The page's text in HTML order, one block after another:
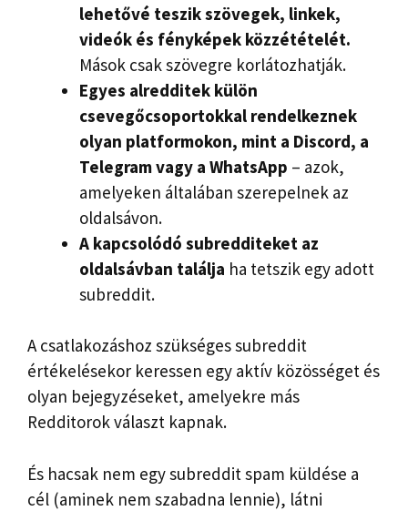
lehetővé teszik szövegek, linkek,
videók és fényképek közzétételét.
Mások csak szövegre korlátozhatják.
Egyes alredditek külön
csevegőcsoportokkal rendelkeznek
olyan platformokon, mint a Discord, a
Telegram vagy a WhatsApp – azok,
amelyeken általában szerepelnek az
oldalsávon.
A kapcsolódó subredditeket az
oldalsávban találja ha tetszik egy adott
subreddit.
A csatlakozáshoz szükséges subreddit
értékelésekor keressen egy aktív közösséget és
olyan bejegyzéseket, amelyekre más
Redditorok választ kapnak.
És hacsak nem egy subreddit spam küldése a
cél (aminek nem szabadna lennie), látni